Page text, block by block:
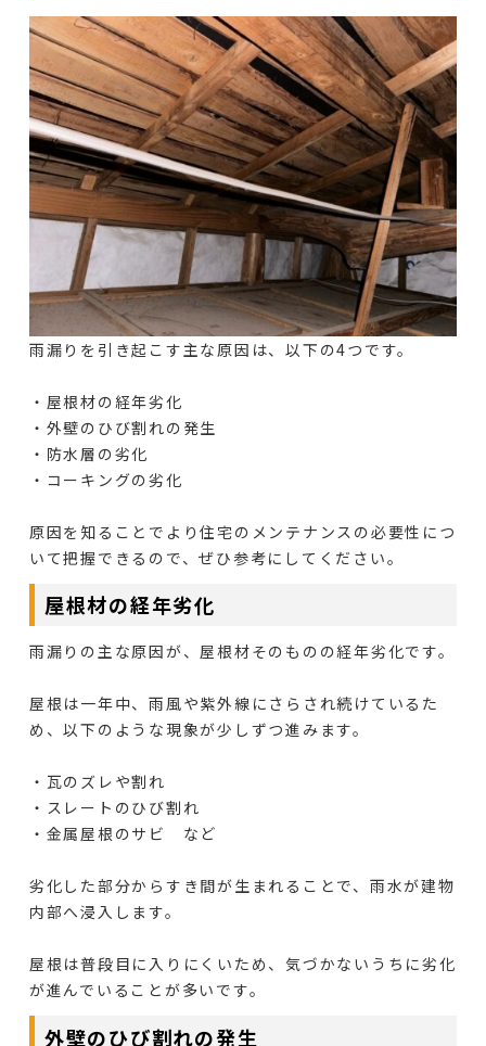
雨漏りを引き起こす主な原因は、以下の4つです。
・屋根材の経年劣化
・外壁のひび割れの発生
・防水層の劣化
・コーキングの劣化
原因を知ることでより住宅のメンテナンスの必要性につ
いて把握できるので、ぜひ参考にしてください。
屋根材の経年劣化
雨漏りの主な原因が、屋根材そのものの経年劣化です。
屋根は一年中、雨風や紫外線にさらされ続けているた
め、以下のような現象が少しずつ進みます。
・瓦のズレや割れ
・スレートのひび割れ
・金属屋根のサビ など
劣化した部分からすき間が生まれることで、雨水が建物
内部へ浸入します。
屋根は普段目に入りにくいため、気づかないうちに劣化
が進んでいることが多いです。
外壁のひび割れの発生